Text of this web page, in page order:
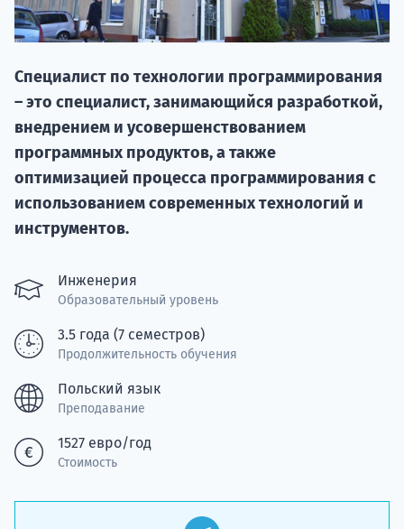
Специалист по технологии программирования
– это специалист, занимающийся разработкой,
внедрением и усовершенствованием
программных продуктов, а также
оптимизацией процесса программирования с
использованием современных технологий и
инструментов.
Инженерия
Образовательный уровень
3.5 года (7 семестров)
Продолжительность обучения
Польский язык
Преподавание
1527 евро/год
Стоимость